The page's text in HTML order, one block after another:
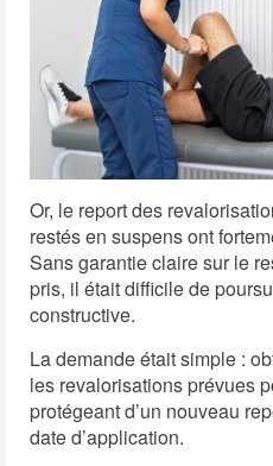
Or, le report des
restés en suspens ont
Sans garantie claire sur le
pris, il était difficile de
constructive.
La demande était simple :
les revalorisations prévues
protégeant d’un nouveau
date d’application.